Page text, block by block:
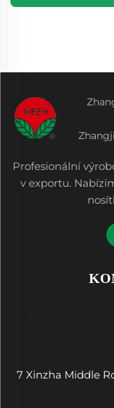
Profesionální
v exportu.
7 Xinzha Middle